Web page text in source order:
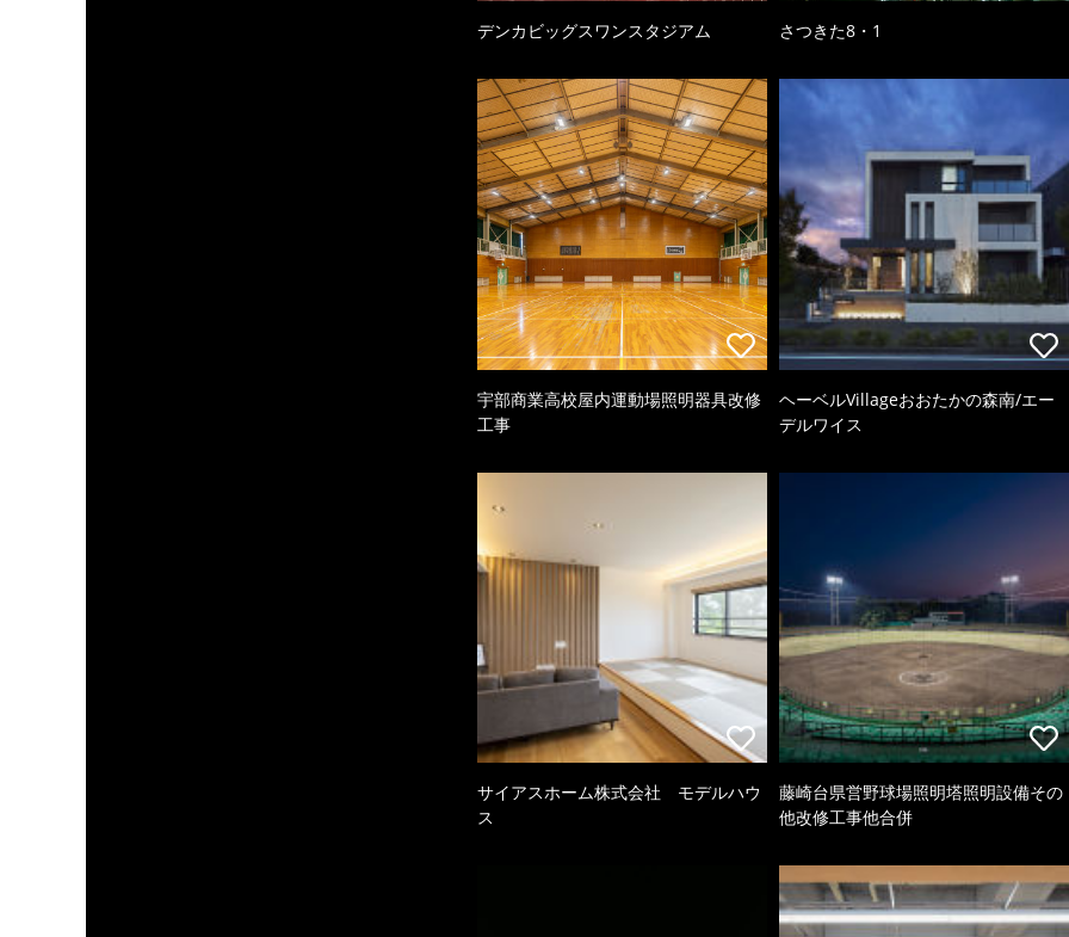
デンカビッグスワンスタジアム さつきた8・1
宇部商業高校屋内運動場照明器具改修
工事
ヘーベルVillageおおたかの森南/エー
デルワイス
サイアスホーム株式会社 モデルハウ
ス
藤崎台県営野球場照明塔照明設備その
他改修工事他合併